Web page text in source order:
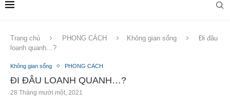
Trang chủ PHONG CÁCH Không gian sống
Đi đâu
loanh quanh…?
Không gian sống PHONG CÁCH
ĐI ĐÂU LOANH QUANH…?
28 Tháng mười một, 2021